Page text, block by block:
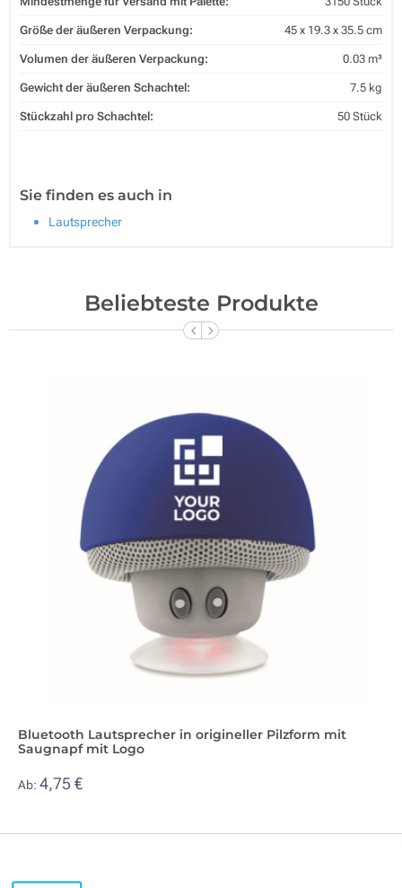
Größe der äußeren Verpackung: 45 x 19.3 x 35.5 cm
Volumen der äußeren Verpackung: 0.03 m³
Gewicht der äußeren Schachtel: 7.5 kg
Stückzahl pro Schachtel: 50 Stück
Sie finden es auch in
Lautsprecher
Beliebteste Produkte
Bluetooth Lautsprecher in origineller Pilzform mit
Saugnapf mit Logo
Ab: 4,75 €